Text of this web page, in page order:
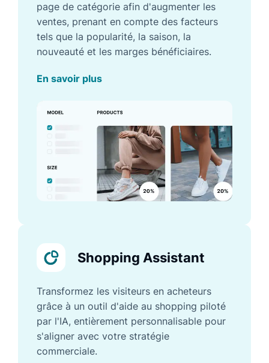
page de catégorie afin d'augmenter les
ventes, prenant en compte des facteurs
tels que la popularité, la saison, la
nouveauté et les marges bénéficiaires.
En savoir plus
Shopping Assistant
Transformez les visiteurs en acheteurs
grâce à un outil d'aide au shopping piloté
par l'IA, entièrement personnalisable pour
s'aligner avec votre stratégie
commerciale.